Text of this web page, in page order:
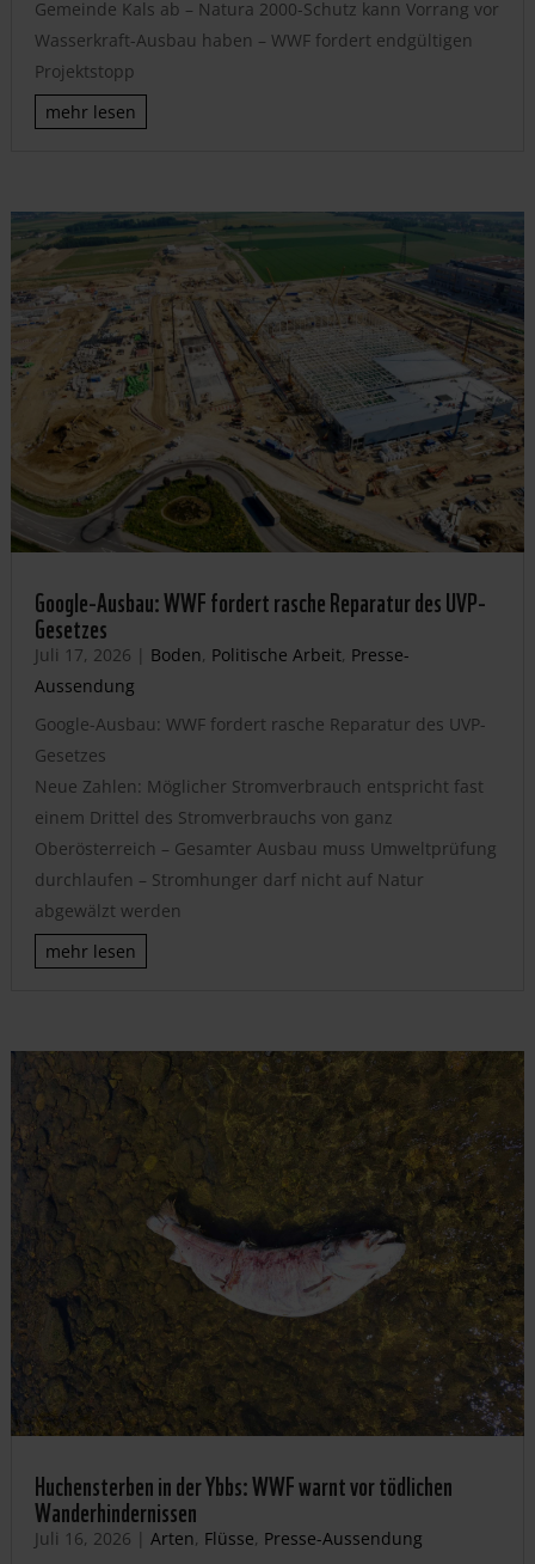
Gemeinde Kals ab – Natura 2000-Schutz kann Vorrang vor
Wasserkraft-Ausbau haben – WWF fordert endgültigen
Projektstopp
mehr lesen
Google-Ausbau: WWF fordert rasche Reparatur des UVP-
Gesetzes
Juli 17, 2026 | Boden, Politische Arbeit, Presse-
Aussendung
Google-Ausbau: WWF fordert rasche Reparatur des UVP-
Gesetzes
Neue Zahlen: Möglicher Stromverbrauch entspricht fast
einem Drittel des Stromverbrauchs von ganz
Oberösterreich – Gesamter Ausbau muss Umweltprüfung
durchlaufen – Stromhunger darf nicht auf Natur
abgewälzt werden
mehr lesen
Huchensterben in der Ybbs: WWF warnt vor tödlichen
Wanderhindernissen
Juli 16, 2026 | Arten, Flüsse, Presse-Aussendung